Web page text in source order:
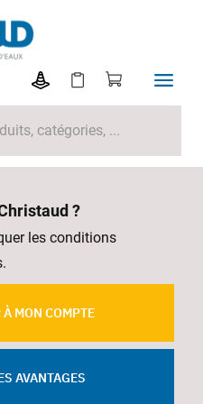
?
les conditions
À MON COMPTE
AVANTAGES